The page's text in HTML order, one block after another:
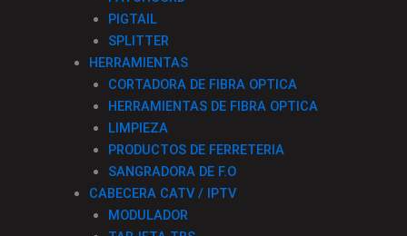
PIGTAIL
SPLITTER
HERRAMIENTAS
CORTADORA DE FIBRA OPTICA
HERRAMIENTAS DE FIBRA OPTICA
LIMPIEZA
PRODUCTOS DE FERRETERIA
SANGRADORA DE F.O
CABECERA CATV / IPTV
MODULADOR